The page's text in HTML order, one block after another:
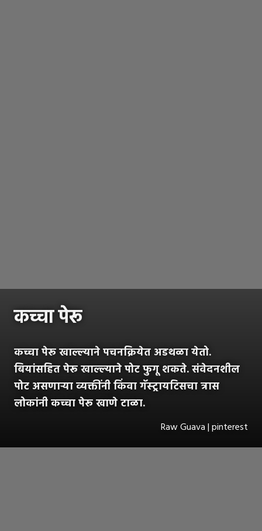
कच्चा पेरू
कच्चा पेरू खाल्ल्याने पचनक्रियेत अडथळा येतो.
बियांसहित पेरू खाल्ल्याने पोट फुगू शकते. संवेदनशील
पोट असणाऱ्या व्यक्तींनी किंवा गॅस्ट्रायटिसचा त्रास
लोकांनी कच्चा पेरू खाणे टाळा.
Raw Guava | pinterest